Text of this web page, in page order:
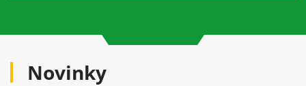
Novinky